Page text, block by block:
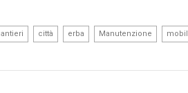
città erba Manutenzione